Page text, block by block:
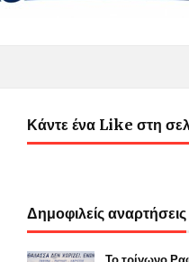
Κάντε ένα Like στη
Δημοφιλείς αναρτήσεις